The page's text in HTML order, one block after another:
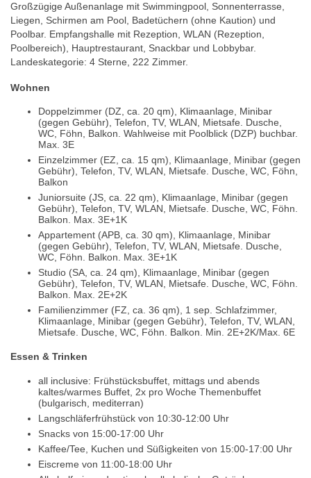
Großzügige Außenanlage mit Swimmingpool, Sonnenterrasse,
Liegen, Schirmen am Pool, Badetüchern (ohne Kaution) und
Poolbar. Empfangshalle mit Rezeption, WLAN (Rezeption,
Poolbereich), Hauptrestaurant, Snackbar und Lobbybar.
Landeskategorie: 4 Sterne, 222 Zimmer.
Wohnen
Doppelzimmer (DZ, ca. 20 qm), Klimaanlage, Minibar
(gegen Gebühr), Telefon, TV, WLAN, Mietsafe. Dusche,
WC, Föhn, Balkon. Wahlweise mit Poolblick (DZP) buchbar.
Max. 3E
Einzelzimmer (EZ, ca. 15 qm), Klimaanlage, Minibar (gegen
Gebühr), Telefon, TV, WLAN, Mietsafe. Dusche, WC, Föhn,
Balkon
Juniorsuite (JS, ca. 22 qm), Klimaanlage, Minibar (gegen
Gebühr), Telefon, TV, WLAN, Mietsafe. Dusche, WC, Föhn.
Balkon. Max. 3E+1K
Appartement (APB, ca. 30 qm), Klimaanlage, Minibar
(gegen Gebühr), Telefon, TV, WLAN, Mietsafe. Dusche,
WC, Föhn. Balkon. Max. 3E+1K
Studio (SA, ca. 24 qm), Klimaanlage, Minibar (gegen
Gebühr), Telefon, TV, WLAN, Mietsafe. Dusche, WC, Föhn.
Balkon. Max. 2E+2K
Familienzimmer (FZ, ca. 36 qm), 1 sep. Schlafzimmer,
Klimaanlage, Minibar (gegen Gebühr), Telefon, TV, WLAN,
Mietsafe. Dusche, WC, Föhn. Balkon. Min. 2E+2K/Max. 6E
Essen & Trinken
all inclusive: Frühstücksbuffet, mittags und abends
kaltes/warmes Buffet, 2x pro Woche Themenbuffet
(bulgarisch, mediterran)
Langschläferfrühstück von 10:30-12:00 Uhr
Snacks von 15:00-17:00 Uhr
Kaffee/Tee, Kuchen und Süßigkeiten von 15:00-17:00 Uhr
Eiscreme von 11:00-18:00 Uhr